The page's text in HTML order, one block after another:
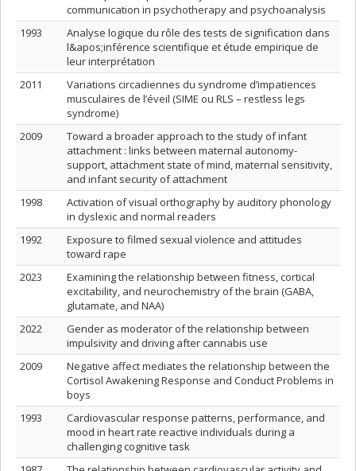
communication in psychotherapy and psychoanalysis
1993
Analyse logique du rôle des tests de signification dans
l&apos;inférence scientifique et étude empirique de
leur interprétation
2011
Variations circadiennes du syndrome d’impatiences
musculaires de l’éveil (SIME ou RLS – restless legs
syndrome)
2009
Toward a broader approach to the study of infant
attachment : links between maternal autonomy-
support, attachment state of mind, maternal sensitivity,
and infant security of attachment
1998
Activation of visual orthography by auditory phonology
in dyslexic and normal readers
1992
Exposure to filmed sexual violence and attitudes
toward rape
2023
Examining the relationship between fitness, cortical
excitability, and neurochemistry of the brain (GABA,
glutamate, and NAA)
2022
Gender as moderator of the relationship between
impulsivity and driving after cannabis use
2009
Negative affect mediates the relationship between the
Cortisol Awakening Response and Conduct Problems in
boys
1993
Cardiovascular response patterns, performance, and
mood in heart rate reactive individuals during a
challenging cognitive task